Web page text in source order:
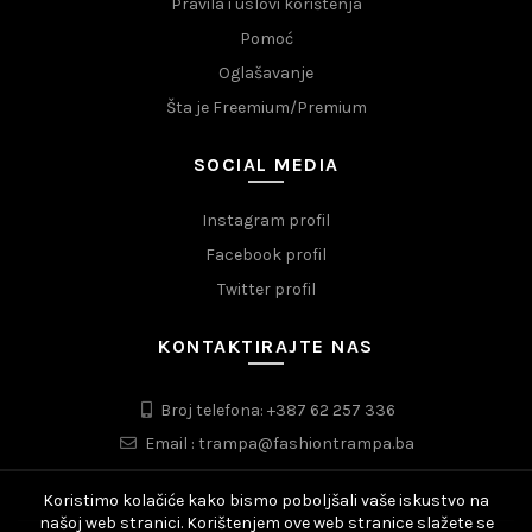
Pravila i uslovi korištenja
Pomoć
Oglašavanje
Šta je Freemium/Premium
SOCIAL MEDIA
Instagram profil
Facebook profil
Twitter profil
KONTAKTIRAJTE NAS
Broj telefona: +387 62 257 336
Email : trampa@fashiontrampa.ba
Koristimo kolačiće kako bismo poboljšali vaše iskustvo na
našoj web stranici. Korištenjem ove web stranice slažete se